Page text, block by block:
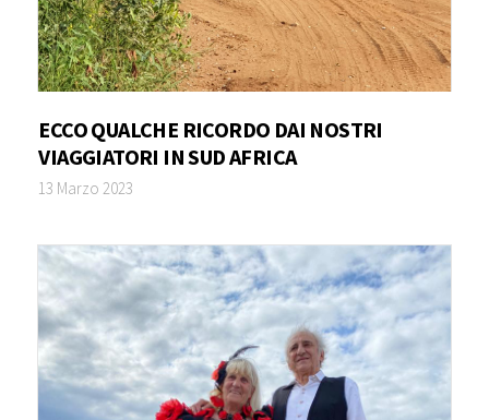
ECCO QUALCHE RICORDO DAI NOSTRI
VIAGGIATORI IN SUD AFRICA
13 Marzo 2023